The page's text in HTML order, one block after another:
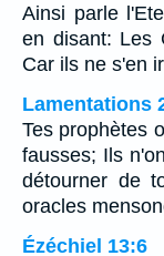
Ainsi parle
en disant: Les
Car ils ne s'en
Lamentations
Tes prophètes
fausses; Ils
détourner de
oracles
Ézéchiel 13:6